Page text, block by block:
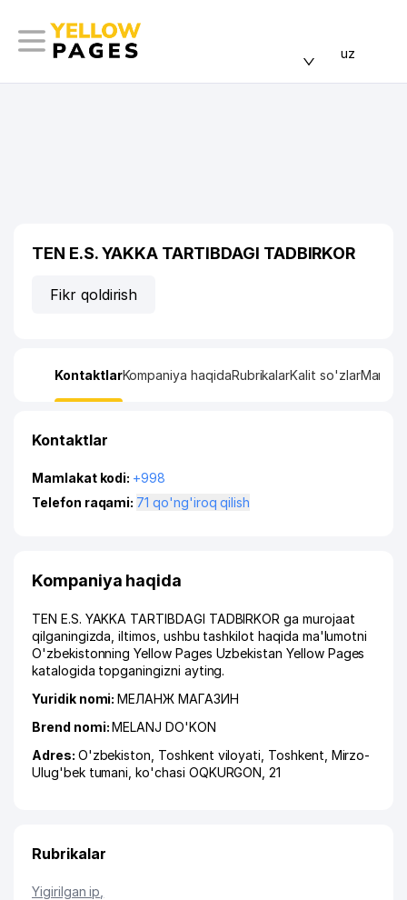
uz
TEN E.S. YAKKA TARTIBDAGI TADBIRKOR
Fikr qoldirish
KontaktlarKompaniya haqidaRubrikalarKalit so'zlarManzil
Kontaktlar
Mamlakat kodi: +998
Telefon raqami:
71 qo'ng'iroq qilish
Kompaniya haqida
TEN E.S. YAKKA TARTIBDAGI TADBIRKOR ga murojaat
qilganingizda, iltimos, ushbu tashkilot haqida ma'lumotni
O'zbekistonning Yellow Pages Uzbekistan Yellow Pages
katalogida topganingizni ayting.
Yuridik nomi:МЕЛАНЖ МАГАЗИН
Brend nomi:MELANJ DO'KON
Adres: O'zbekiston, Toshkent viloyati Toshkent Mirzo-
Ulug'bek tumani ,ko'chasi OQKURGON , 21
Rubrikalar
Yigirilgan ip